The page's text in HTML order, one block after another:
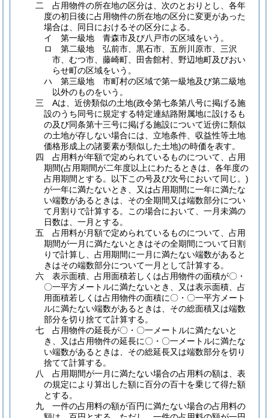
二 占用物件の所在地の区分は、次のとおりとし、各年
度の初日後に占用物件の所在地の区分に変更があった
場合は、同日におけるその区分による。
イ 第一級地 青森市及び八戸市の区域をいう。
ロ 第二級地 弘前市、黒石市、五所川原市、三沢
市、むつ市、藤崎町、田舎館村、野辺地町及びおい
らせ町の区域をいう。
ハ 第三級地 市町村の区域で第一級地及び第二級地
以外のものをいう。
三 Aは、近傍類似の土地(政令第七条第八号に掲げる施
設のうち同号に規定する特定連結路附属地に設けるも
の及び同条第十三号に掲げる施設について近傍に類似
の土地が存しない場合には、立地条件、収益性等土地
価格形成上の諸要素が類似した土地)の時価を表す。
四 占用料が年額で定められているものについて、占用
期間(占用期間が二年度以上にわたるときは、各年度の
占用期間とする。以下この号及び次号において同じ。)
が一年に満たないとき、又は占用期間に一年に満たな
い端数があるときは、その全期間又は端数部分につい
て月割りで計算する。この場合において、一月未満の
日数は、一月とする。
五 占用料が月額で定められているものについて、占用
期間が一月に満たないときはその全期間について日割
りで計算し、占用期間に一月に満たない端数があると
きはその端数部分について一月として計算する。
六 表示面積、占用面積若しくは占用物件の面積が〇・
〇一平方メートルに満たないとき、又は表示面積、占
用面積若しくは占用物件の面積に〇・〇一平方メート
ルに満たない端数があるときは、その総面積又は端数
部分を切り捨てて計算する。
七 占用物件の延長が〇・〇一メートルに満たないと
き、又は占用物件の延長に〇・〇一メートルに満たな
い端数があるときは、その総延長又は端数部分を切り
捨てて計算する。
八 占用期間が一月に満たない場合の占用料の額は、表
の規定により算出した額に百分の百十を乗じて得た額
とする。
九 一件の占用料の額が百円に満たない場合の占用料の